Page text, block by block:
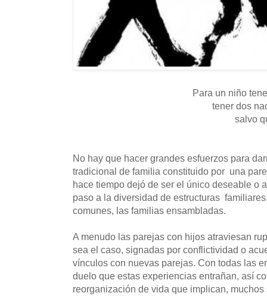
Para un niño
tener dos
salvo
No hay que hacer grandes esfuerzos para
tradicional de familia constituido por una
hace tiempo dejó de ser el único deseable o
paso a la diversidad de estructuras
comunes, las familias ensambladas.
A menudo las parejas con hijos atraviesan
sea el caso, signadas por conflictividad o
vínculos con nuevas parejas. Con todas las
duelo que estas experiencias entrañan, así
reorganización de vida que implican,